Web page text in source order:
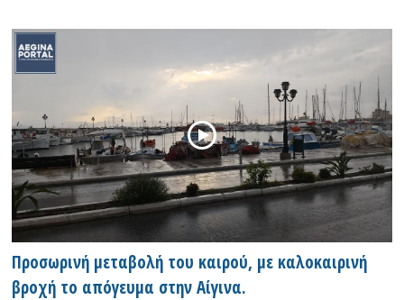
Προσωρινή μεταβολή του καιρού, με καλοκαιρινή
βροχή το απόγευμα στην Αίγινα.